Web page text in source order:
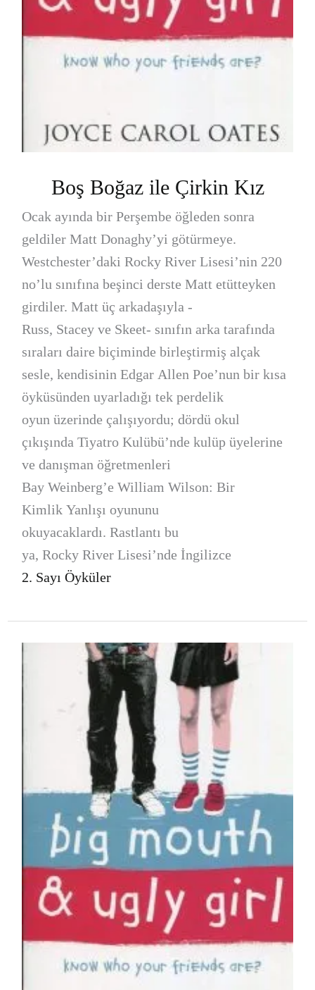
Boş Boğaz ile Çirkin Kız
Ocak ayında bir Perşembe öğleden sonra
geldiler Matt Donaghy’yi götürmeye.
Westchester’daki Rocky River Lisesi’nin 220
no’lu sınıfına beşinci derste Matt etütteyken
girdiler. Matt üç arkadaşıyla -
Russ, Stacey ve Skeet- sınıfın arka tarafında
sıraları daire biçiminde birleştirmiş alçak
sesle, kendisinin Edgar Allen Poe’nun bir kısa
öyküsünden uyarladığı tek perdelik
oyun üzerinde çalışıyordu; dördü okul
çıkışında Tiyatro Kulübü’nde kulüp üyelerine
ve danışman öğretmenleri
Bay Weinberg’e William Wilson: Bir
Kimlik Yanlışı oyununu
okuyacaklardı. Rastlantı bu
ya, Rocky River Lisesi’nde İngilizce
2. Sayı Öyküler